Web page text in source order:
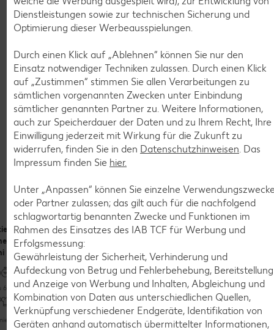
oder den Stiel eines Holzkochlöffels in das erhitzte Fett oder
Öl. Bilden sich rundherum kleine Bläschen, die nach oben
steigen, sollte es eine Temperatur von etwa 170 Grad haben
stark absinkt, immer nur kleinere Portionen hineingeben.
Rezepte
Leckere Rezepte zum
Nachkochen
Eier in
Räucherlachshülle
- Schottische Eier
Bis zu 60 Minuten
Hüftsteaks à la
mit Chilisoße
Bis zu 60 Minuten
Bis zu
Dienstleistungen sowie zur technischen Sicherung und
Optimierung dieser Werbeausspielungen.
Durch einen Klick auf „Ablehnen“ können Sie nur den
Einsatz notwendiger Techniken zulassen. Durch einen Klick
auf „Zustimmen“ stimmen Sie allen Verarbeitungen zu
sämtlichen vorgenannten Zwecken unter Einbindung
sämtlicher genannten Partner zu. Weitere Informationen,
auch zur Speicherdauer der Daten und zu Ihrem Recht, Ihre
Einwilligung jederzeit mit Wirkung für die Zukunft zu
widerrufen, finden Sie in den Datenschutzhinweisen . Das
Impressum finden Sie hier.
Unter „Anpassen“ können Sie einzelne
oder Partner zulassen; das gilt auch für die nachfolgend
schlagwortartig benannten Zwecke und Funktionen im
Rahmen des Einsatzes des IAB TCF für Werbung und
Erfolgsmessung:
Gewährleistung der Sicherheit, Verhinderung und
Aufdeckung von Betrug und Fehlerbehebung, Bereitstellung
und Anzeige von Werbung und Inhalten, Abgleichung und
Kombination von Daten aus unterschiedlichen Quellen,
Verknüpfung verschiedener Endgeräte, Identifikation von
Geräten anhand automatisch übermittelter Informationen,